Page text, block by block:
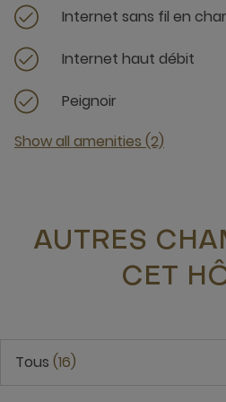
Internet sans fil en
Internet haut débit
Peignoir
Show all amenities (2)
AUTRES
CET
Tous 16